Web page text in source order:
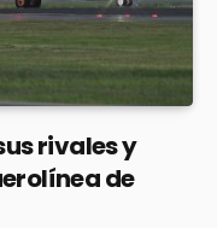
rivales y
de